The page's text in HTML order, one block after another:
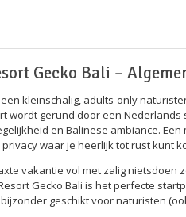
Gecko Bali –
kleinschalig, adults-only
wordt gerund door een
en Balinese ambiance.
waar je heerlijk tot rust kunt
vakantie vol met zalig
Gecko Bali is het perfecte
geschikt voor naturisten